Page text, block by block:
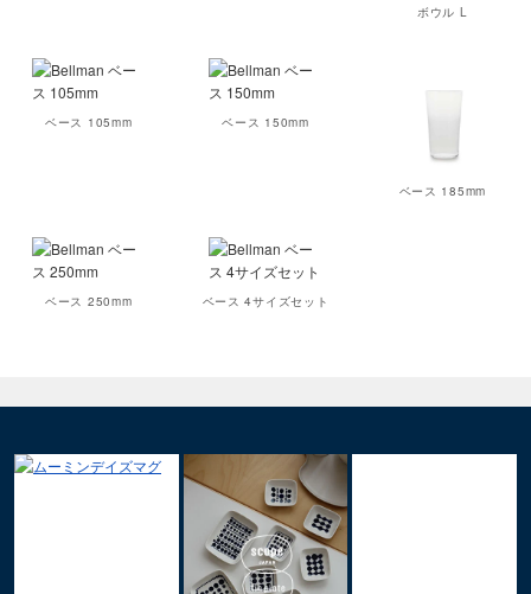
ボウル L
ベース 105mm ベース 150mm
ベース 185mm
ベース 250mm ベース 4サイズセット